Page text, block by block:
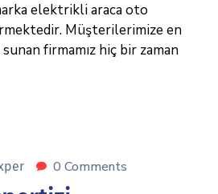
elektrikli araca oto
Müşterilerimize en
firmamız hiç bir zaman
0 Comments